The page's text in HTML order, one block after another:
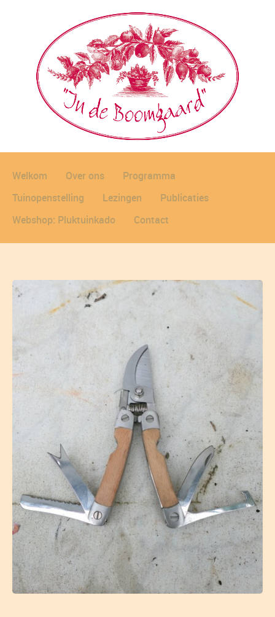
Welkom Over ons
Programma
Tuinopenstelling
Lezingen
Publicaties
Webshop: Pluktuinkado
Contact